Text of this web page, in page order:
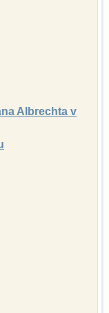
Albrechta v